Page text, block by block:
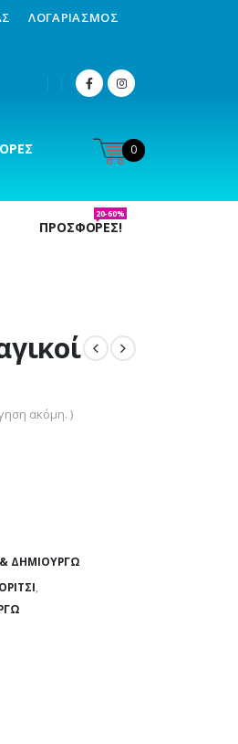
ΛΟΓΑΡΙΑΣΜΌΣ
0
ΠΡΟΣΦΟΡΕΣ!
20-60%
ακόμη. )
ΔΗΜΙΟΥΡΓΏ
,